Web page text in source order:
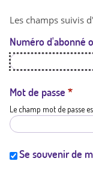
Les champs suivis
Numéro d'abonné
Mot de passe *
Le champ mot de passe
Se souvenir de